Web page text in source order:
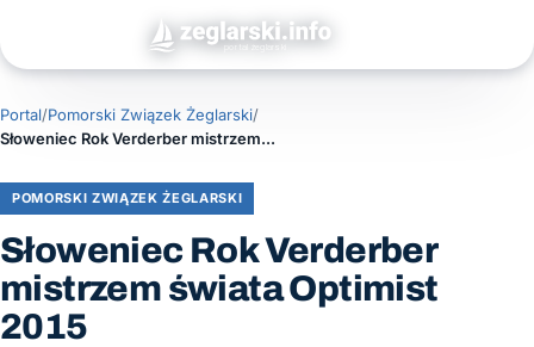
Portal/Pomorski Związek Żeglarski/
Słoweniec Rok Verderber mistrzem świata Optimist 2015
POMORSKI ZWIĄZEK ŻEGLARSKI
Słoweniec Rok Verderber
mistrzem świata Optimist
2015